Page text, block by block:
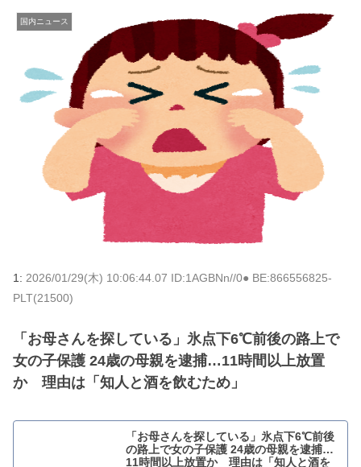
国内ニュース
1: 2026/01/29(木) 10:06:44.07 ID:1AGBNn//0● BE:866556825-
PLT(21500)
「お母さんを探している」氷点下6℃前後の路上で
女の子保護 24歳の母親を逮捕…11時間以上放置
か 理由は「知人と酒を飲むため」
「お母さんを探している」氷点下6℃前後
の路上で女の子保護 24歳の母親を逮捕…
11時間以上放置か 理由は「知人と酒を